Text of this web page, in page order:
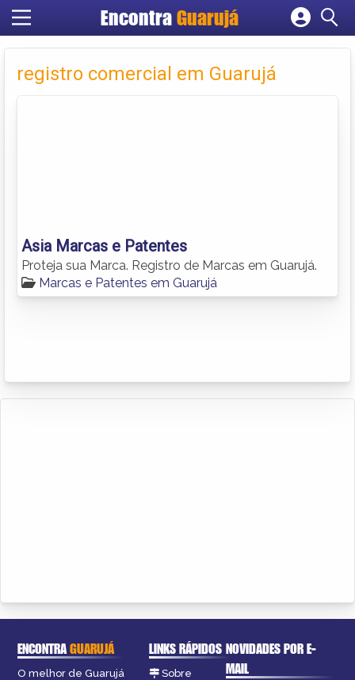
Encontra Guarujá
Cadastrar empresa
Criar conta
registro comercial em Guarujá
Asia Marcas e Patentes
Proteja sua Marca. Registro de Marcas em Guarujá.
Marcas e Patentes em Guarujá
ENCONTRAGUARUJÁ
O melhor de Guarujá
LINKS RÁPIDOS
Sobre
NOVIDADES POR E-
MAIL